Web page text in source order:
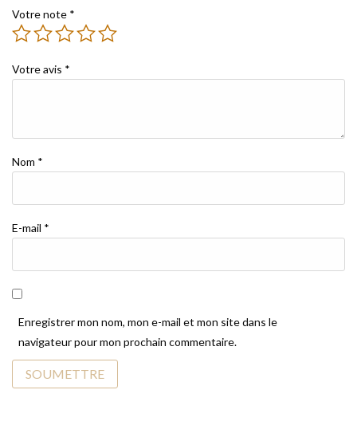
Votre note *
Votre avis *
Nom *
E-mail *
Enregistrer mon nom, mon e-mail et mon site dans le
navigateur pour mon prochain commentaire.